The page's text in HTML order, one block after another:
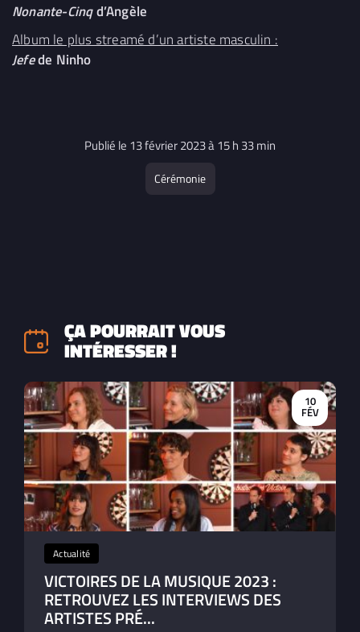
Nonante-Cinqd’Angèle
Album le plus streamé d’un artiste masculin :
Jefede Ninho
Publié le 13 février 2023 à 15 h 33 min
Cérémonie
ÇA POURRAIT VOUS
INTÉRESSER !
10
FÉV
Actualité
VICTOIRES DE LA MUSIQUE 2023 :
RETROUVEZ LES INTERVIEWS DES
ARTISTES PRÉ...